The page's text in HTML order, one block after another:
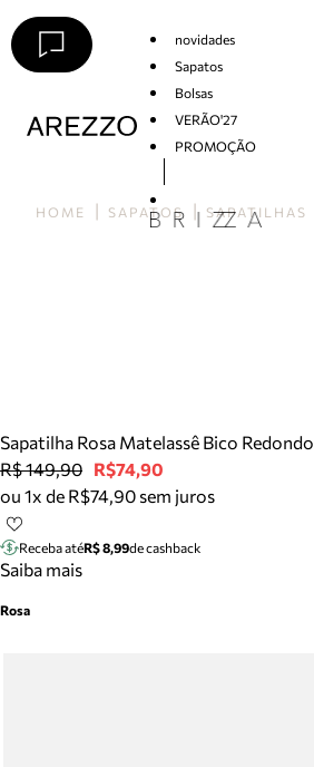
novidades
Sapatos
Bolsas
VERÃO'27
PROMOÇÃO
HOME SAPATOS SAPATILHAS
Sapatilha Rosa Matelassê Bico Redondo
R$ 149,90 R$74,90
ou 1x de R$74,90 sem juros
Receba atéR$ 8,99de cashback
Saiba mais
Rosa